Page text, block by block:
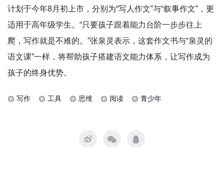
计划于今年8月初上市，分别为“写人作文”与“叙事作文”，更
适用于高年级学生。“只要孩子跟着能力台阶一步步往上
爬，写作就是不难的。”张泉灵表示，这套作文书与“泉灵的
语文课”一样，将帮助孩子搭建语文能力体系，让写作成为
孩子的终身优势。
写作 工具 思维 阅读 青少年